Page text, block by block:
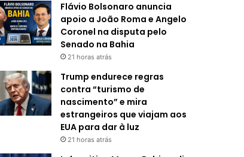
Flávio Bolsonaro anuncia
apoio a João Roma e Angelo
Coronel na disputa pelo
Senado na Bahia
21 horas atrás
Trump endurece regras
contra “turismo de
nascimento” e mira
estrangeiros que viajam aos
EUA para dar à luz
21 horas atrás